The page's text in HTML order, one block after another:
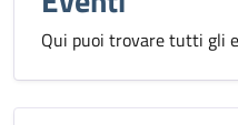
Qui puoi trovare tutti gli